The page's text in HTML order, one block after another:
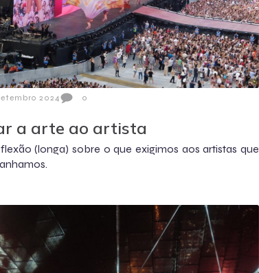
2024 0
a arte ao artista
(longa) sobre o que exigimos aos artistas que